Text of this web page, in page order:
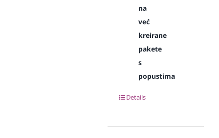
na
već
kreirane
pakete
s
popustima
Details